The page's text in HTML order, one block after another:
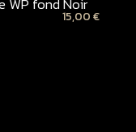
15,00€